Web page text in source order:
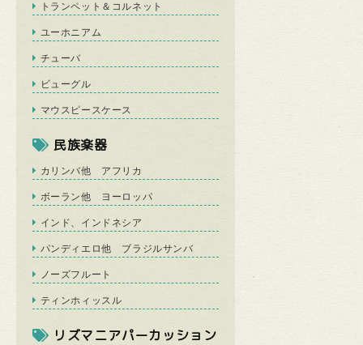
トランペット＆コルネット
ユーホニアム
チューバ
ビューグル
マウスピースケース
民族楽器
カリンバ他 アフリカ
ボーラン他 ヨーロッパ
インド、インドネシア
パンディエロ他 ブラジルサンバ
ノーズフルート
ティンホィッスル
リズマニアパーカッション